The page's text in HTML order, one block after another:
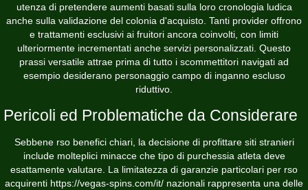
utenza di pretendere aumenti basati sulla loro cronologia ludica
anche sulla validazione del colonia d'acquisto. Tanti provider offrono
e trattamenti esclusivi ai fruitori ancora coinvolti, con limiti
ulteriormente incrementati anche servizi personalizzati. Questo
prassi versatile attrae prima di tutto i scommettitori navigati ad
esempio desiderano personaggio campo di inganno escluso
riduttivo.
Pericoli ed Problematiche da Considerare
Sebbene rso benefici chiari, la decisione di profittare siti stranieri
include molteplici minacce che tipo di purchessia atleta deve
esattamente valutare. La limitatezza di garanzie particolari per rso
acquirenti https://vegas-spins.com/it/ nazionali rappresenta una delle